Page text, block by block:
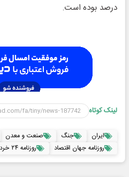
درصد بوده است.
لینک کوتاه
ایران جنگ صنعت و معدن
روزنامه جهان اقتصاد
روزنامه ۲۴ خرداد